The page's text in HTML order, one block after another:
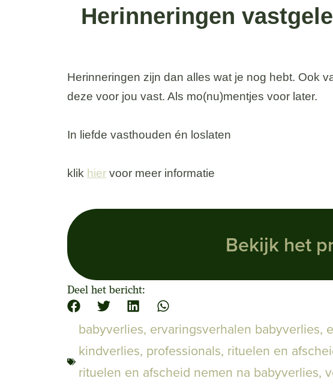
Herinneringen
Herinneringen zijn dan alles wat je nog hebt. Ook
deze voor jou vast. Als mo(nu)mentjes voor later.
In liefde vasthouden én loslaten
klik hier voor meer informatie
Bekijk het
Deel het bericht:
babyverlies, ervaringsverhalen babyverlies,
kindverlies, professionals, rituelen en
rituelen en afscheid nemen na babyverlies,